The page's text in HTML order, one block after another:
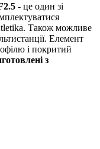
- це один зі
Також можливе
Елемент
і покритий
з